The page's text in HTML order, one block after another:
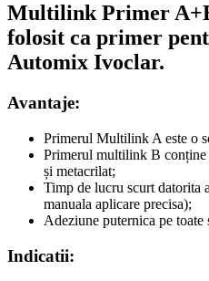
Multilink Primer
folosit ca primer
Automix Ivoclar.
Avantaje:
Primerul Multilink A este o
Primerul multilink B
și metacrilat;
Timp de lucru scurt datorita
manuala aplicare precisa);
Adeziune puternica pe toate
Indicatii: